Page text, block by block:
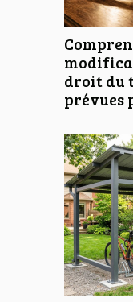
droit du
prévues